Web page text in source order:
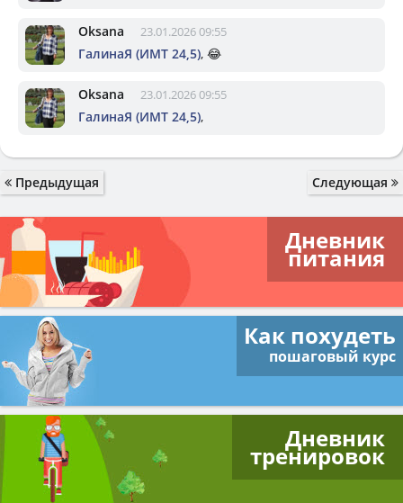
Oksana 23.01.2026 09:55
ГалинаЯ (ИМТ 24,5), 😂
Oksana 23.01.2026 09:55
ГалинаЯ (ИМТ 24,5),
Предыдущая Следующая
Дневник
питания
Как похудеть
пошаговый курс
Дневник
тренировок